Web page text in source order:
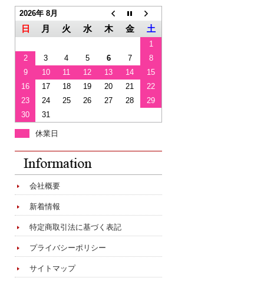
2026年 8月
日 月 火 水 木 金 土
1
2
3 4 5 6 7
8
9
10 11 12 13 14
15
16
17 18 19 20 21
22
23
24 25 26 27 28
29
30
31
休業日
会社概要
新着情報
特定商取引法に基づく表記
プライバシーポリシー
サイトマップ